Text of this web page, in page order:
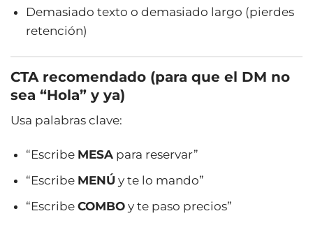
Demasiado texto o demasiado largo (pierdes
retención)
CTA recomendado (para que el DM no
sea “Hola” y ya)
Usa palabras clave:
“Escribe MESA para reservar”
“Escribe MENÚ y te lo mando”
“EscribeCOMBO y te paso precios”